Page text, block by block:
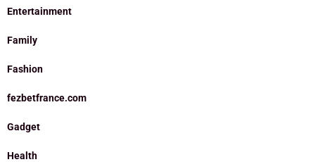
Entertainment
Family
Fashion
fezbetfrance.com
Gadget
Health